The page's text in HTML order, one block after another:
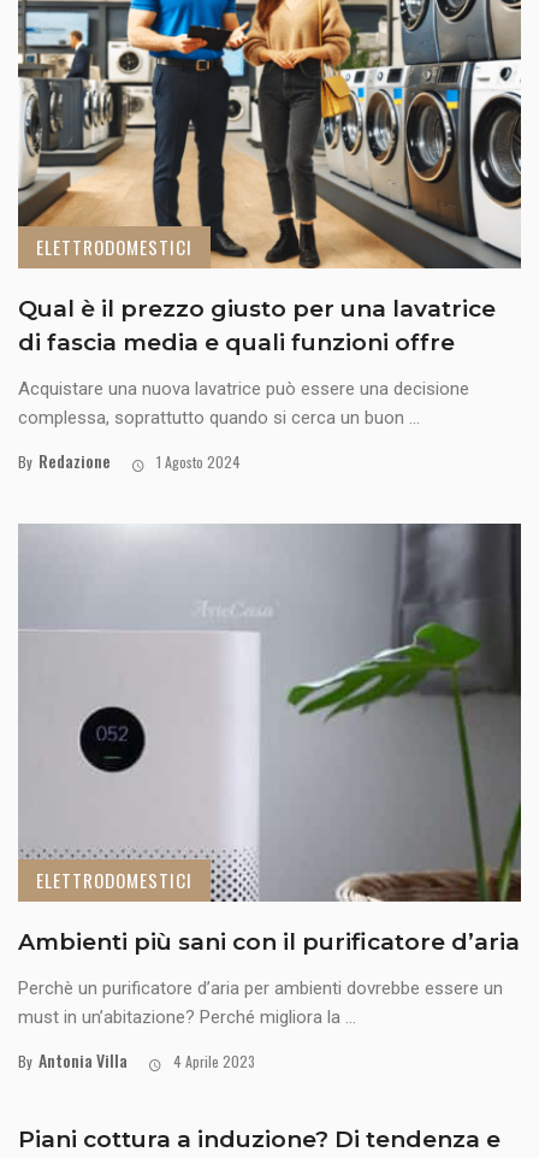
ELETTRODOMESTICI
Qual è il prezzo giusto per una lavatrice
di fascia media e quali funzioni offre
Acquistare una nuova lavatrice può essere una decisione
complessa, soprattutto quando si cerca un buon ...
By Redazione 1 Agosto 2024
ELETTRODOMESTICI
Ambienti più sani con il purificatore d’aria
Perchè un purificatore d’aria per ambienti dovrebbe essere un
must in un’abitazione? Perché migliora la ...
By Antonia Villa 4 Aprile 2023
Piani cottura a induzione? Di tendenza e